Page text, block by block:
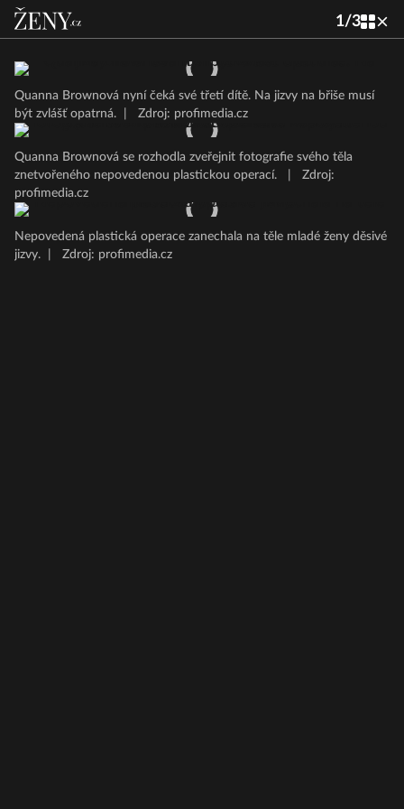
1/3
Quanna Brownová nyní čeká své třetí dítě. Na jizvy na břiše musí
být zvlášť opatrná.
Zdroj: profimedia.cz
Quanna Brownová se rozhodla zveřejnit fotografie svého těla
znetvořeného nepovedenou plastickou operací.
Zdroj:
profimedia.cz
Nepovedená plastická operace zanechala na těle mladé ženy děsivé
jizvy.
Zdroj: profimedia.cz